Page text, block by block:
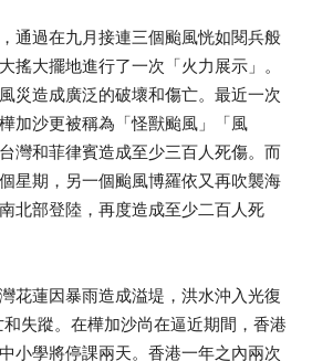
通過在九月接連三個颱風恍如閱兵般
搖大擺地進行了一次「火力展示」。
災造成廣泛的破壞和傷亡。最近一次
加沙更被稱為「怪獸颱風」「風
灣和菲律賓造成至少三百人死傷。而
星期，另一個颱風博羅依又再吹襲海
北部登陸，再度造成至少二百人死
花蓮因暴雨造成溢堤，洪水沖入光復
失蹤。在樺加沙尚在逼近期間，香港
小學將停課兩天。香港一年之內兩次